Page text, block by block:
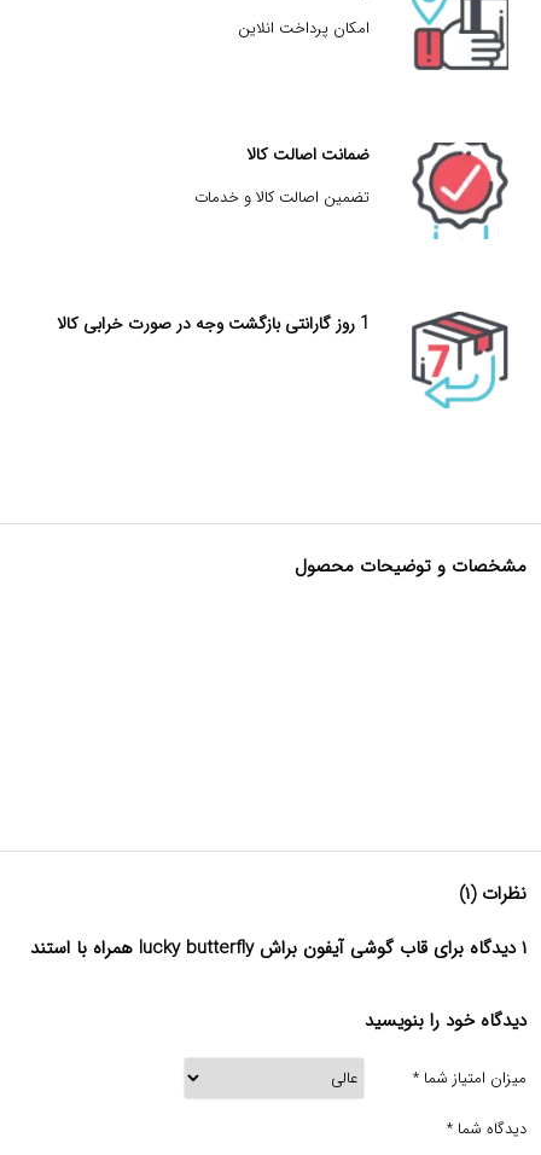
امکان پرداخت انلاین
ضمانت اصالت کالا
تضمین اصالت کالا و خدمات
1 روز گارانتی بازگشت وجه در صورت خرابی کالا
مشخصات و توضیحات محصول
نظرات (۱)
۱ دیدگاه برای قاب گوشی آیفون براش lucky butterfly همراه با استند
دیدگاه خود را بنویسید
میزان امتیاز شما *
دیدگاه شما *